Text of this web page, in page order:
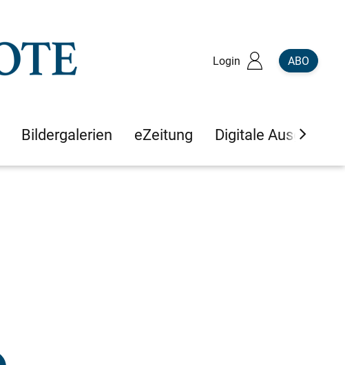
Login ABO
Bildergalerien eZeitung Digitale Ausgaben